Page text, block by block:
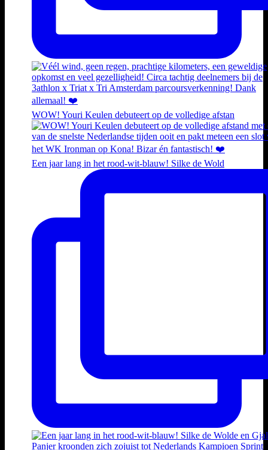
WOW! Youri Keulen debuteert op de volledige afstan
Een jaar lang in het rood-wit-blauw! Silke de Wold